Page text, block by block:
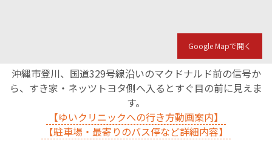
Google Mapで開く
沖縄市登川、国道329号線沿いのマクドナルド前の信号か
ら、すき家・ネッツトヨタ側へ入るとすぐ目の前に見えま
す。
【ゆいクリニックへの行き方動画案内】
【駐車場・最寄りのバス停など詳細内容】